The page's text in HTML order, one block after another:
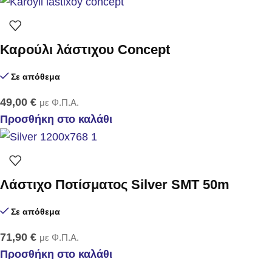
Καρούλι λάστιχου Concept
Σε απόθεμα
49,00 € με Φ.Π.Α.
Προσθήκη στο καλάθι
Λάστιχο Ποτίσματος Silver SMT 50m
Σε απόθεμα
71,90 € με Φ.Π.Α.
Προσθήκη στο καλάθι